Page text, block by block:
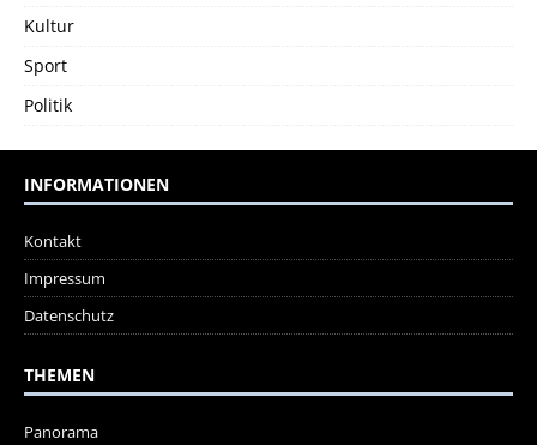
Kultur
Sport
Politik
INFORMATIONEN
Kontakt
Impressum
Datenschutz
THEMEN
Panorama